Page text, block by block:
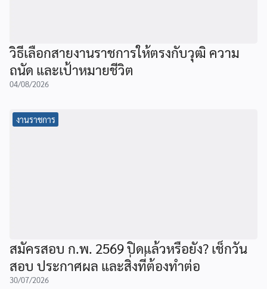
วิธีเลือกสายงานราชการให้ตรงกับวุฒิ ความ
ถนัด และเป้าหมายชีวิต
04/08/2026
งานราชการ
สมัครสอบ ก.พ. 2569 ปิดแล้วหรือยัง? เช็กวัน
สอบ ประกาศผล และสิ่งที่ต้องทำต่อ
30/07/2026